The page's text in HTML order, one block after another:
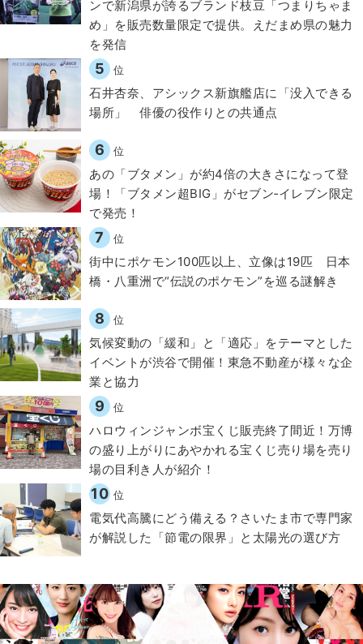
ンで新潟県が誇るブランド枝豆「つまりちゃま
め」を販売数量限定で提供。えだまめ県の魅力
を発信
5 位
石井杏奈、アシックス新旗艦店に「没入できる
場所」 俳優の役作りとの共通点
6 位
あの「ブタメン」が約4倍の大きさになって登
場！「ブタメン超BIG」がセブン‐イレブン限定
で発売！
7 位
街中にポケモン100匹以上、立像は19匹 日本
橋・八重洲で“伝説のポケモン”を巡る謎解き
8 位
気候変動の「緩和」と「適応」をテーマとした
イベントが渋谷で開催！東急不動産が様々な企
業と協力
9 位
ハロウィンジャンボ宝くじ販売終了間近！万博
の盛り上がりにあやかれる宝くじ売り場を売り
場の目利き人が紹介！
10 位
電気代高騰にどう備える？さいたま市で専門家
が解説した「節電の限界」と太陽光の選び方